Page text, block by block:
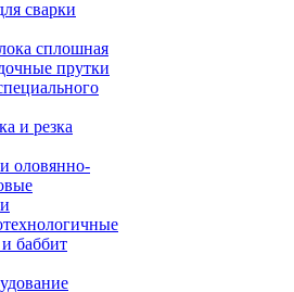
сварки
сплошная
прутки
и резка
оловянно-
баббит